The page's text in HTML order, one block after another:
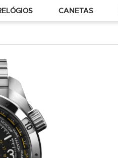
CANETAS